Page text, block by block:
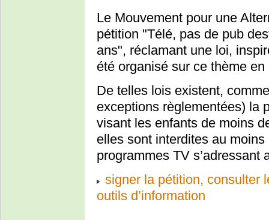
Le Mouvement pour une
pétition "Télé, pas de pub
ans", réclamant une loi,
été organisé sur ce thème
De telles lois existent,
exceptions règlementées) la
visant les enfants de moins
elles sont interdites au
programmes TV s’adressant
signer la pétition, consulter
outils d’information